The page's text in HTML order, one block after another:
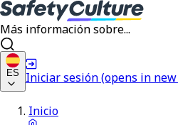
Más información sobre...
ES Iniciar sesión(opens in
Inicio